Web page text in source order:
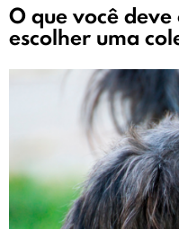
O que você
escolher uma